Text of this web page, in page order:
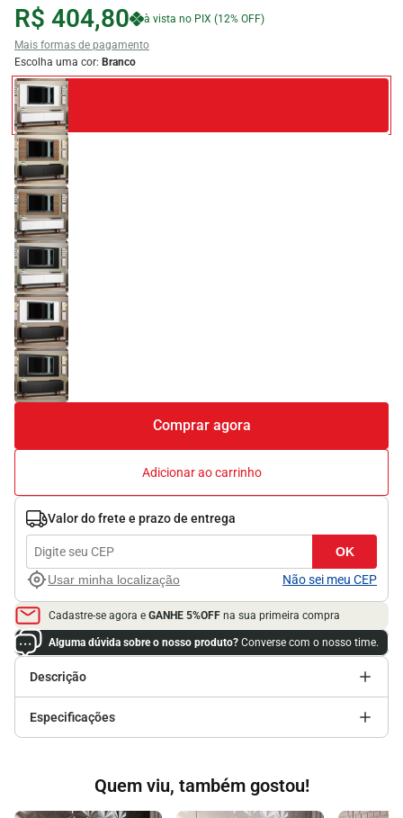
R$ 404,80 à vista no PIX (12% OFF)
Mais formas de pagamento
Escolha uma cor: Branco
Adicionar ao carrinho
Comprar agora
Valor do frete e prazo de entrega
OK
Usar minha localização
Não sei meu CEP
Cadastre-se agora e GANHE 5%OFF na sua primeira compra
Alguma dúvida sobre o nosso produto? Converse com o nosso time.
Descrição
Especificações
Quem viu, também gostou!